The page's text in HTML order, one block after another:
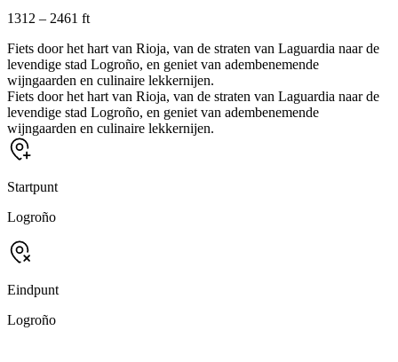
1312 – 2461 ft
Fiets door het hart van Rioja, van de straten van Laguardia naar de
levendige stad Logroño, en geniet van adembenemende
wijngaarden en culinaire lekkernijen.
Fiets door het hart van Rioja, van de straten van Laguardia naar de
levendige stad Logroño, en geniet van adembenemende
wijngaarden en culinaire lekkernijen.
Startpunt
Logroño
Eindpunt
Logroño